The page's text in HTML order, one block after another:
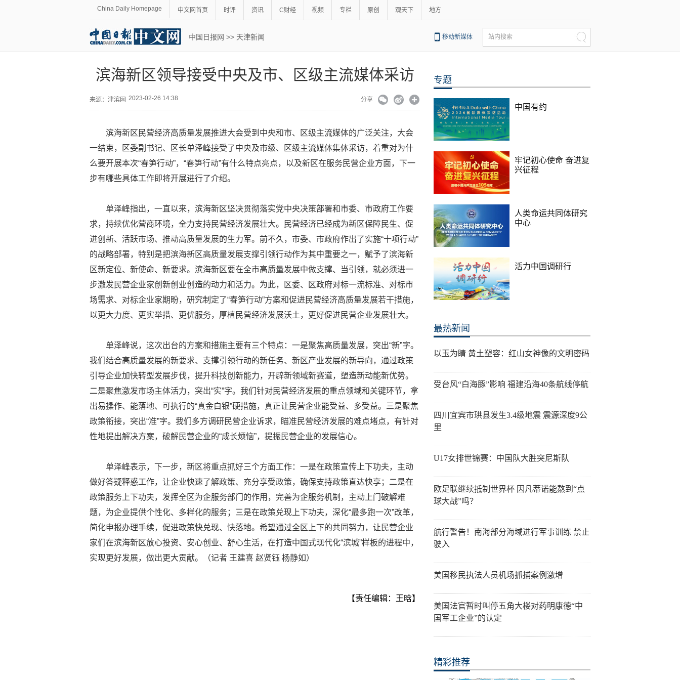
China Daily Homepage 中文网首页 时评 资讯 C财经 视频 专栏 原创 观天下 地方
中国日报网 >> 天津新闻 移动新媒体 站内搜索
滨海新区领导接受中央及市、区级主流媒体采访
来源： 津滨网 2023-02-26 14:38 分享
滨海新区民营经济高质量发展推进大会受到中央和市、区级主流媒体的广泛关注，大会
一结束，区委副书记、区长单泽峰接受了中央及市级、区级主流媒体集体采访，着重对为什
么要开展本次“春笋行动”，“春笋行动”有什么特点亮点，以及新区在服务民营企业方面，下一
步有哪些具体工作即将开展进行了介绍。
单泽峰指出，一直以来，滨海新区坚决贯彻落实党中央决策部署和市委、市政府工作要
求，持续优化营商环境，全力支持民营经济发展壮大。民营经济已经成为新区保障民生、促
进创新、活跃市场、推动高质量发展的生力军。前不久，市委、市政府作出了实施“十项行动”
的战略部署，特别是把滨海新区高质量发展支撑引领行动作为其中重要之一，赋予了滨海新
区新定位、新使命、新要求。滨海新区要在全市高质量发展中做支撑、当引领，就必须进一
步激发民营企业家创新创业创造的动力和活力。为此，区委、区政府对标一流标准、对标市
场需求、对标企业家期盼，研究制定了“春笋行动”方案和促进民营经济高质量发展若干措施，
以更大力度、更实举措、更优服务，厚植民营经济发展沃土，更好促进民营企业发展壮大。
单泽峰说，这次出台的方案和措施主要有三个特点：一是聚焦高质量发展，突出“新”字。
我们结合高质量发展的新要求、支撑引领行动的新任务、新区产业发展的新导向，通过政策
引导企业加快转型发展步伐，提升科技创新能力，开辟新领域新赛道，塑造新动能新优势。
二是聚焦激发市场主体活力，突出“实”字。我们针对民营经济发展的重点领域和关键环节，拿
出易操作、能落地、可执行的“真金白银”硬措施，真正让民营企业能受益、多受益。三是聚焦
政策衔接，突出“准”字。我们多方调研民营企业诉求，瞄准民营经济发展的难点堵点，有针对
性地提出解决方案，破解民营企业的“成长烦恼”，提振民营企业的发展信心。
单泽峰表示，下一步，新区将重点抓好三个方面工作：一是在政策宣传上下功夫，主动
做好答疑释惑工作，让企业快速了解政策、充分享受政策，确保支持政策直达快享；二是在
政策服务上下功夫，发挥全区为企服务部门的作用，完善为企服务机制，主动上门破解难
题，为企业提供个性化、多样化的服务；三是在政策兑现上下功夫，深化“最多跑一次”改革，
简化申报办理手续，促进政策快兑现、快落地。希望通过全区上下的共同努力，让民营企业
家们在滨海新区放心投资、安心创业、舒心生活，在打造中国式现代化“滨城”样板的进程中，
实现更好发展，做出更大贡献。（记者 王建喜 赵贤钰 杨静如）
【责任编辑：王晗】
专题
中国有约
牢记初心使命 奋进复
兴征程
人类命运共同体研究
中心
活力中国调研行
最热新闻
以玉为睛 黄土塑容：红山女神像的文明密码
受台风“白海豚”影响 福建沿海40条航线停航
四川宜宾市珙县发生3.4级地震 震源深度9公
里
U17女排世锦赛：中国队大胜突尼斯队
欧足联继续抵制世界杯 因凡蒂诺能熬到“点
球大战”吗？
航行警告！南海部分海域进行军事训练 禁止
驶入
美国移民执法人员机场抓捕案例激增
美国法官暂时叫停五角大楼对药明康德“中
国军工企业”的认定
精彩推荐